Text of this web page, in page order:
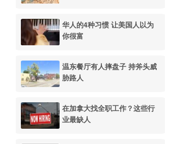
华人的4种习惯 让美国人以为
你很富
温东餐厅有人摔盘子 持斧头威
胁路人
在加拿大找全职工作？这些行
业最缺人